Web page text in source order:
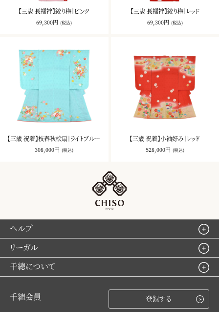
【三歳 長襦袢】絞り梅｜ピンク
69,300円 (税込)
【三歳 長襦袢】絞り梅｜レッド
69,300円 (税込)
【三歳 祝着】枝春秋桧扇｜ライトブルー
308,000円 (税込)
【三歳 祝着】小袖好み｜レッド
528,000円 (税込)
ヘルプ
リーガル
千總について
千總会員 登録する